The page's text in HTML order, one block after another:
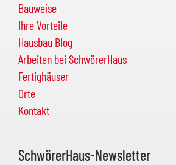
Bauweise
Ihre Vorteile
Hausbau Blog
Arbeiten bei SchwörerHaus
Fertighäuser
Orte
Kontakt
SchwörerHaus-Newsletter